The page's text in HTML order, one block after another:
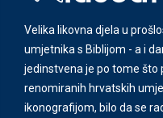
Velika likovna djela u
umjetnika s Biblijom - a i
jedinstvena je po tome što
renomiranih hrvatskih
ikonografijom, bilo da se